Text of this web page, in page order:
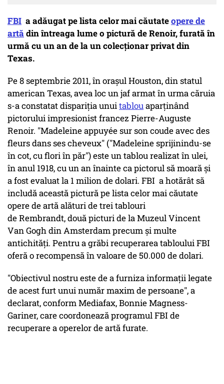
FBI a adăugat pe lista celor mai căutateopere de
artădin întreaga lume o pictură de Renoir, furată în
urmă cu un an de la un colecționar privat din
Texas.
Pe 8 septembrie 2011, în orașul Houston, din statul
american Texas, avea loc un jaf armat în urma căruia
s-a constatat dispariția unuitablouaparținând
pictorului impresionist francez Pierre-Auguste
Renoir. "Madeleine appuyée sur son coude avec des
fleurs dans ses cheveux" ("Madeleine sprijinindu-se
în cot, cu flori în păr") este un tablou realizat în ulei,
în anul 1918, cu un an înainte ca pictorul să moară și
a fost evaluat la 1 milion de dolari. FBI a hotărât să
includă această pictură pe lista celor mai căutate
opere de artă alături de trei tablouri
de Rembrandt, două picturi de la Muzeul Vincent
Van Gogh din Amsterdam precum şi multe
antichităţi. Pentru a grăbi recuperarea tabloului FBI
oferă o recompensă în valoare de 50.000 de dolari.
"Obiectivul nostru este de a furniza informaţii legate
de acest furt unui număr maxim de persoane", a
declarat, conform Mediafax, Bonnie Magness-
Gariner, care coordonează programul FBI de
recuperare a operelor de artă furate.